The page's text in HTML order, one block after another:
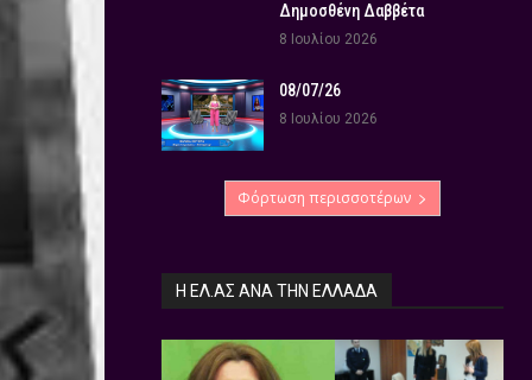
Δημοσθένη Δαββέτα
8 Ιουλίου 2026
08/07/26
8 Ιουλίου 2026
Φόρτωση περισσοτέρων
Η ΕΛ.ΑΣ ΑΝΆ ΤΗΝ ΕΛΛΆΔΑ